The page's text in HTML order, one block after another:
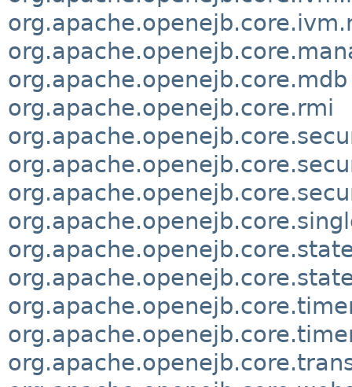
org.apache.openejb.core.mdb
org.apache.openejb.core.rmi